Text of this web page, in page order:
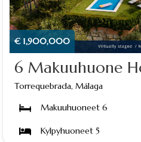
€ 1,900,000
6 Makuuhuone
Torrequebrada, Málaga
Makuuhuoneet 6
Kylpyhuoneet 5